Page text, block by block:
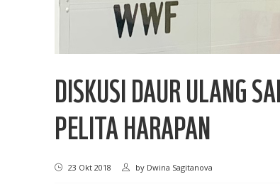
DISKUSI DAUR ULANG
PELITA HARAPAN
23 Okt 2018 by Dwina Sagitanova